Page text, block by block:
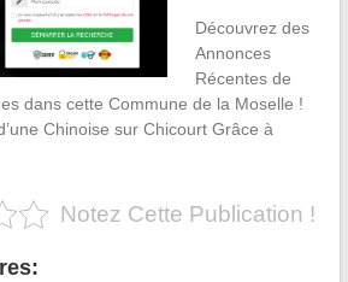
Découvrez des
Annonces
Récentes de
dans cette Commune de la Moselle !
Chinoise sur Chicourt Grâce à
Notez Cette Publication !